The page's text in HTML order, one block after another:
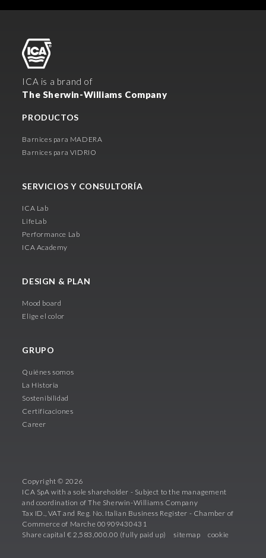
ICA is a brand of
The Sherwin-Williams Company
PRODUCTOS
Barnices para MADERA
Barnices para VIDRIO
SERVICIOS Y CONSULTORÍA
ICA Lab
LifeLab
Performance Lab
ICA Academy
DESIGN & PLAN
Mood board
Elige el color
GRUPO
Quiénes somos
La Historia
Sostenibilidad
Certificaciones
Career
Copyright © 2026
ICA SpA with a sole shareholder - Subject to the management
and coordination of The Sherwin-Williams Company
Tax ID., VAT and Reg. No. Italian Business Register - Chamber of
Commerce of Marche 00909430431
Share capital € 2,583,000.00 (fully paid up)
sitemap cookie